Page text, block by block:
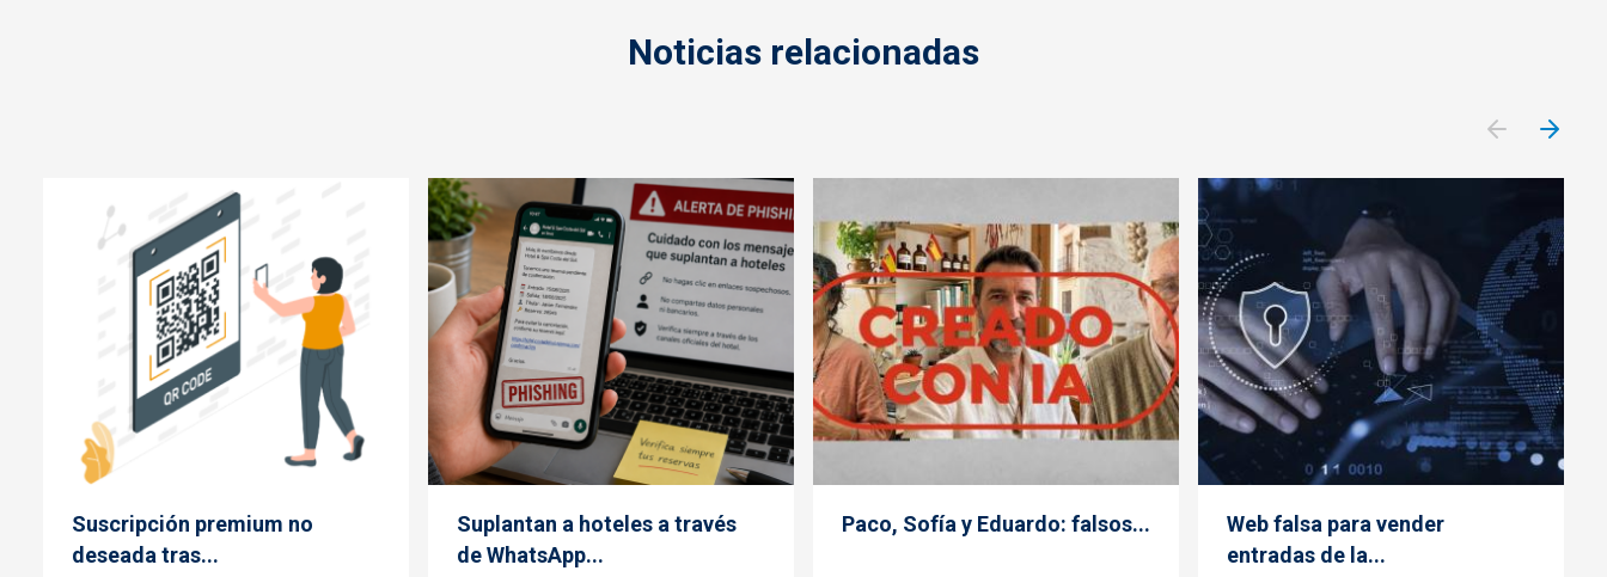
Noticias relacionadas
Suscripción premium no
deseada tras...
Suplantan a hoteles a través
de WhatsApp...
Paco, Sofía y Eduardo: falsos...
Web falsa para vender
entradas de la...